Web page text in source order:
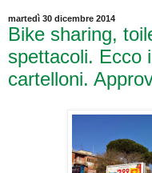
martedì 30 dicembre 2014
Bike sharing,
spettacoli. Ecco
cartelloni.